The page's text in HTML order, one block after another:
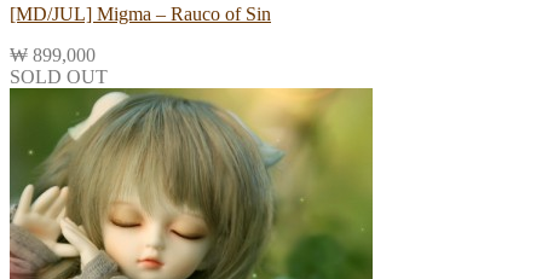
[MD/JUL] Migma – Rauco of Sin
₩ 899,000
SOLD OUT